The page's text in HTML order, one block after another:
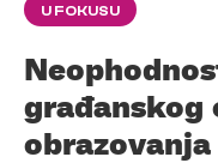
U FOKUSU
građanskog
obrazovanja